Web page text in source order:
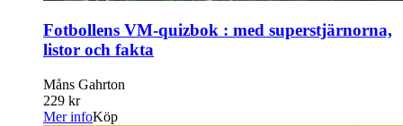
Fotbollens VM-quizbok : med superstjärnorna,
listor och fakta
Måns Gahrton
229 kr
Mer infoKöp